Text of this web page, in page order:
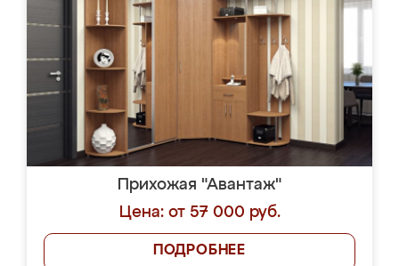
Прихожая "Авантаж"
Цена: от 57 000 руб.
ПОДРОБНЕЕ